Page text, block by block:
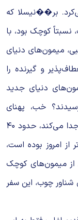
بر��نیسلا که
کوچک بود، با
میمون‌های دنیای
و گیرنده را
دنیای جدید
خب، پهنای
اقیانوس اطلس که این دو قاره را از هم جدا می‌کند، حدود ۴۰
امروز بوده است،
از میمون‌های کوچک
چوب، این سفر